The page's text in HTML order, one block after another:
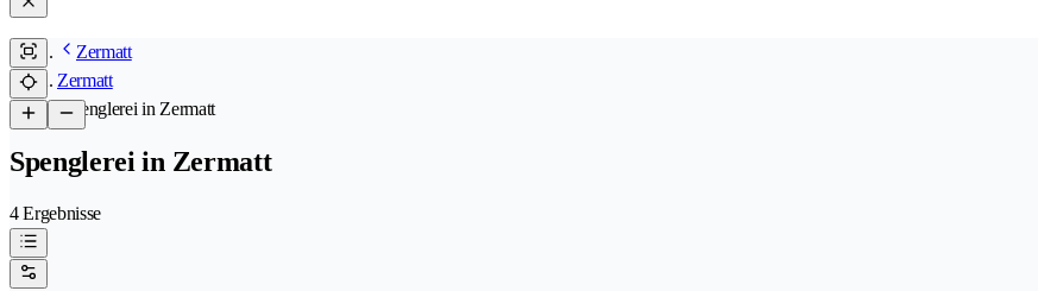
Zermatt
Zermatt
/Spenglerei in Zermatt
Spenglerei in Zermatt
4 Ergebnisse